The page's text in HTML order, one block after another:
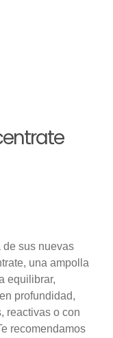
de sus nuevas
una ampolla
equilibrar,
profundidad,
reactivas o con
recomendamos